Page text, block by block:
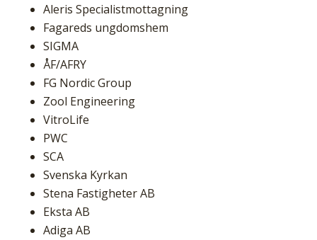
Aleris Specialistmottagning
Fagareds ungdomshem
SIGMA
ÅF/AFRY
FG Nordic Group
Zool Engineering
VitroLife
PWC
SCA
Svenska Kyrkan
Stena Fastigheter AB
Eksta AB
Adiga AB